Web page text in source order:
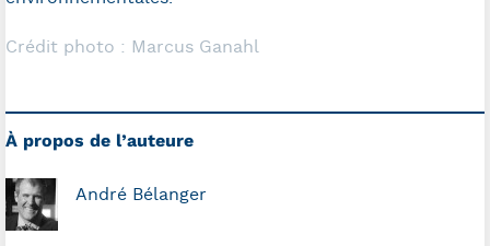
Crédit photo : Marcus Ganahl
À propos de l’auteure
André Bélanger